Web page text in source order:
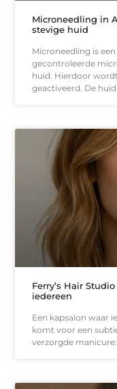
Microneedling in
stevige huid
Microneedling is
gecontroleerde
huid. Hierdoor
geactiveerd. De
Ferry’s Hair
iedereen
Een kapsalon waar
komt voor een
verzorgde manicure: